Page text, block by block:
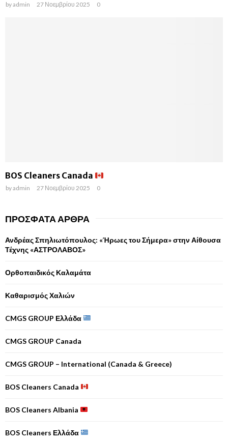
byadmin 27 Νοεμβρίου 2025 0
BOS Cleaners Canada
byadmin 27 Νοεμβρίου 2025 0
ΠΡΌΣΦΑΤΑ ΆΡΘΡΑ
Ανδρέας Σπηλιωτόπουλος: «Ήρωες του Σήμερα» στην Αίθουσα
Τέχνης «ΑΣΤΡΟΛΑΒΟΣ»
Ορθοπαιδικός Καλαμάτα
Καθαρισμός Χαλιών
CMGS GROUP Ελλάδα
CMGS GROUP Canada
CMGS GROUP – International (Canada & Greece)
BOS Cleaners Canada
BOS Cleaners Albania
BOS Cleaners Ελλάδα